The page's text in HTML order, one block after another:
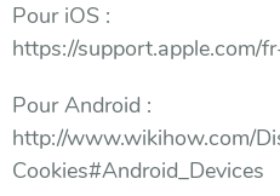
Pour iOS :
https://support.apple.com/
Pour Android :
http://www.wikihow.com/
Cookies#Android_Devices